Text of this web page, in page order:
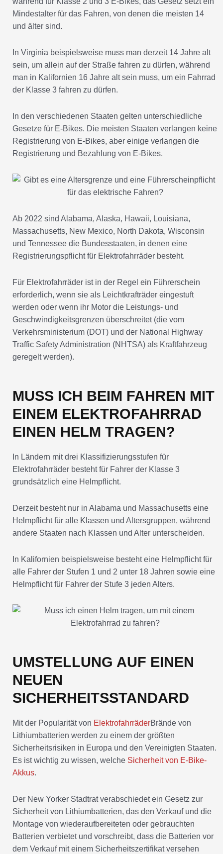
Mindestalter für das Fahren, von denen die meisten 14
und älter sind.
In Virginia beispielsweise muss man derzeit 14 Jahre alt
sein, um allein auf der Straße fahren zu dürfen, während
man in Kalifornien 16 Jahre alt sein muss, um ein Fahrrad
der Klasse 3 fahren zu dürfen.
In den verschiedenen Staaten gelten unterschiedliche
Gesetze für E-Bikes. Die meisten Staaten verlangen keine
Registrierung von E-Bikes, aber einige verlangen die
Registrierung und Bezahlung von E-Bikes.
Ab 2022 sind Alabama, Alaska, Hawaii, Louisiana,
Massachusetts, New Mexico, North Dakota, Wisconsin
und Tennessee die Bundesstaaten, in denen eine
Registrierungspflicht für Elektrofahrräder besteht.
Für Elektrofahrräder ist in der Regel ein Führerschein
erforderlich, wenn sie als Leichtkrafträder eingestuft
werden oder wenn ihr Motor die Leistungs- und
Geschwindigkeitsgrenzen überschreitet (die vom
Verkehrsministerium (DOT) und der National Highway
Traffic Safety Administration (NHTSA) als Kraftfahrzeug
geregelt werden).
MUSS ICH BEIM FAHREN MIT
EINEM ELEKTROFAHRRAD
EINEN HELM TRAGEN?
In Ländern mit drei Klassifizierungsstufen für
Elektrofahrräder besteht für Fahrer der Klasse 3
grundsätzlich eine Helmpflicht.
Derzeit besteht nur in Alabama und Massachusetts eine
Helmpflicht für alle Klassen und Altersgruppen, während
andere Staaten nach Klassen und Alter unterscheiden.
In Kalifornien beispielsweise besteht eine Helmpflicht für
alle Fahrer der Stufen 1 und 2 unter 18 Jahren sowie eine
Helmpflicht für Fahrer der Stufe 3 jeden Alters.
UMSTELLUNG AUF EINEN
NEUEN
SICHERHEITSSTANDARD
Mit der Popularität von ElektrofahrräderBrände von
Lithiumbatterien werden zu einem der größten
Sicherheitsrisiken in Europa und den Vereinigten Staaten.
Es ist wichtig zu wissen, welche Sicherheit von E-Bike-
Akkus.
Der New Yorker Stadtrat verabschiedet ein Gesetz zur
Sicherheit von Lithiumbatterien, das den Verkauf und die
Montage von wiederaufbereiteten oder gebrauchten
Batterien verbietet und vorschreibt, dass die Batterien vor
dem Verkauf mit einem Sicherheitszertifikat versehen